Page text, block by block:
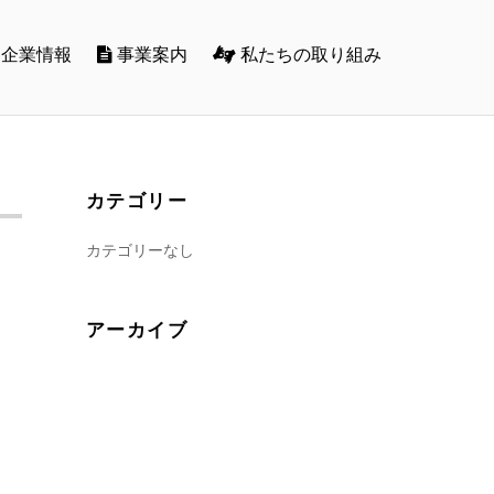
企業情報 事業案内 私たちの取り組み
カテゴリー
カテゴリーなし
アーカイブ